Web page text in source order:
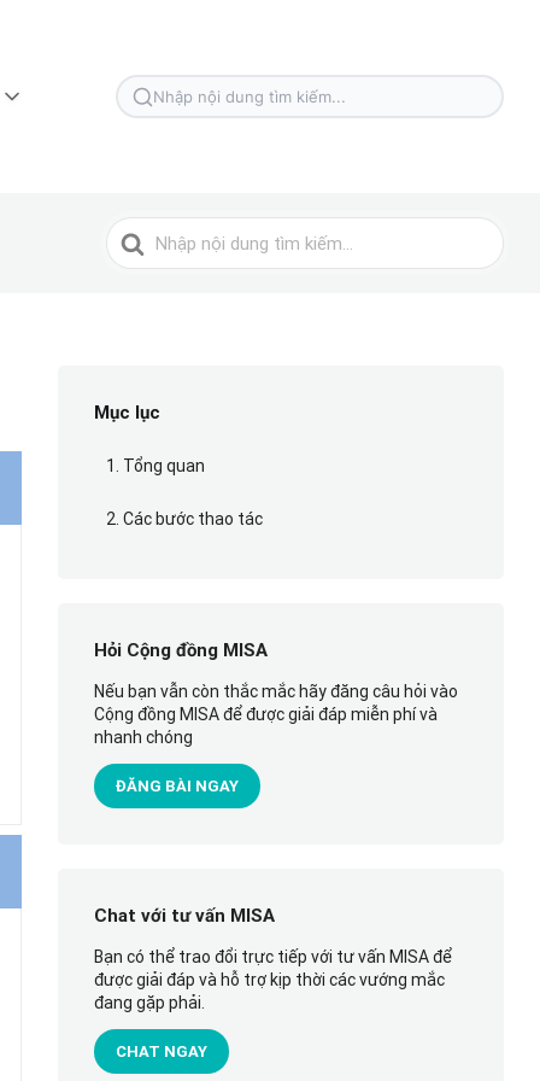
Tìm
Tìm
kiếm
Mục lục
1. Tổng quan
2. Các bước thao tác
Hỏi Cộng đồng MISA
Nếu bạn vẫn còn thắc mắc hãy đăng câu hỏi vào
Cộng đồng MISA để được giải đáp miễn phí và
nhanh chóng
ĐĂNG BÀI NGAY
Chat với tư vấn MISA
Bạn có thể trao đổi trực tiếp với tư vấn MISA để
được giải đáp và hỗ trợ kịp thời các vướng mắc
đang gặp phải.
CHAT NGAY